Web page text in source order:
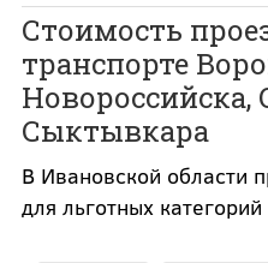
Стоимость
транспорте
Новороссийска,
Сыктывкара
В Ивановской области
для льготных категорий